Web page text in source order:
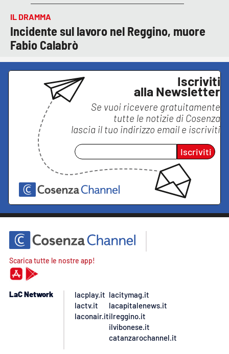
IL DRAMMA
Incidente sul lavoro nel Reggino, muore
Fabio Calabrò
Iscriviti
alla Newsletter
Se vuoi ricevere gratuitamente
tutte le notizie di Cosenza
lascia il tuo indirizzo email e iscriviti
Iscriviti
Scarica tutte le nostre app!
LaC Network
lacplay.it
lactv.it
laconair.it
lacitymag.it
lacapitalenews.it
ilreggino.it
ilvibonese.it
catanzarochannel.it